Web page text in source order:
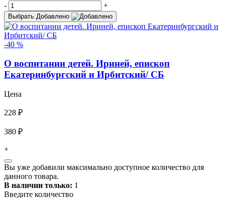
-
+
Выбрать Добавлено
-40 %
О воспитании детей. Ириней, епископ
Екатеринбургский и Ирбитский/ СБ
Цена
228 ₽
380 ₽
+
Вы уже добавили максимально доступное количество для
данного товара.
В наличии только: 1
Введите количество